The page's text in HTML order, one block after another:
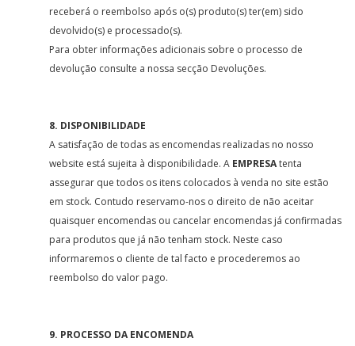
receberá o reembolso após o(s) produto(s) ter(em) sido
devolvido(s) e processado(s).
Para obter informações adicionais sobre o processo de
devolução consulte a nossa secção Devoluções.
8. DISPONIBILIDADE
A satisfação de todas as encomendas realizadas no nosso
website está sujeita à disponibilidade. A EMPRESAtenta
assegurar que todos os itens colocados à venda no site estão
em stock. Contudo reservamo-nos o direito de não aceitar
quaisquer encomendas ou cancelar encomendas já confirmadas
para produtos que já não tenham stock. Neste caso
informaremos o cliente de tal facto e procederemos ao
reembolso do valor pago.
9. PROCESSO DA ENCOMENDA